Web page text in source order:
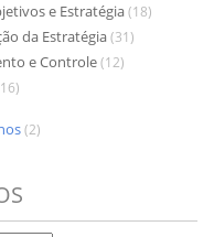
e Estratégia(18)
da Estratégia(31)
e Controle(12)
(2)